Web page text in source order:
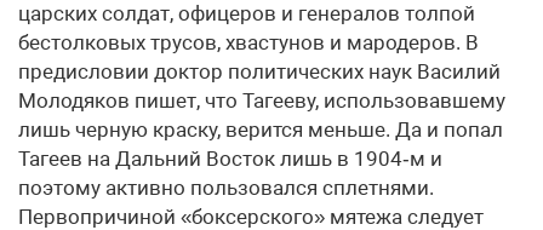
царских солдат, офицеров и генералов толпой
бестолковых трусов, хвастунов и мародеров. В
предисловии доктор политических наук Василий
Молодяков пишет, что Тагееву, использовавшему
лишь черную краску, верится меньше. Да и попал
Тагеев на Дальний Восток лишь в 1904‑м и
поэтому активно пользовался сплетнями.
Первопричиной «боксерского» мятежа следует